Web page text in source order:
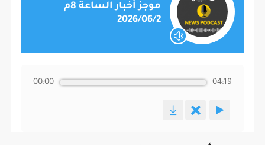
موجز أخبار الساعة 8م
2026/06/2
00:00 04:19